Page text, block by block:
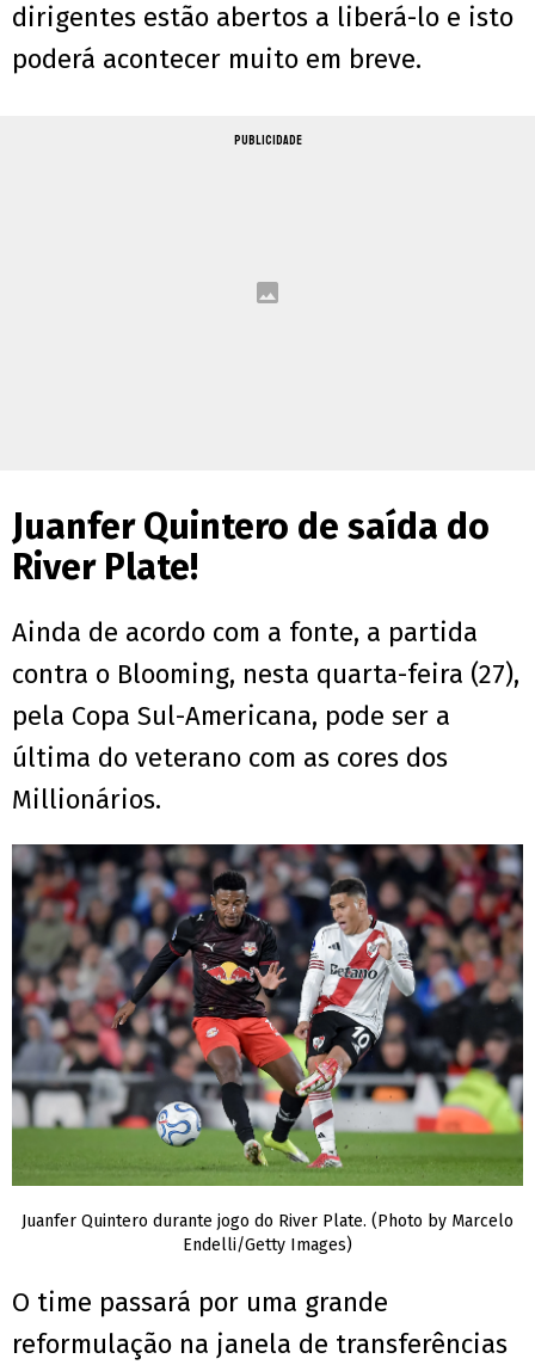
dirigentes estão abertos a liberá-lo e isto
poderá acontecer muito em breve.
PUBLICIDADE
Juanfer Quintero de saída do
River Plate!
Ainda de acordo com a fonte, a partida
contra o Blooming, nesta quarta-feira (27),
pela Copa Sul-Americana, pode ser a
última do veterano com as cores dos
Millionários.
Juanfer Quintero durante jogo do River Plate. (Photo by Marcelo
Endelli/Getty Images)
O time passará por uma grande
reformulação na janela de transferências